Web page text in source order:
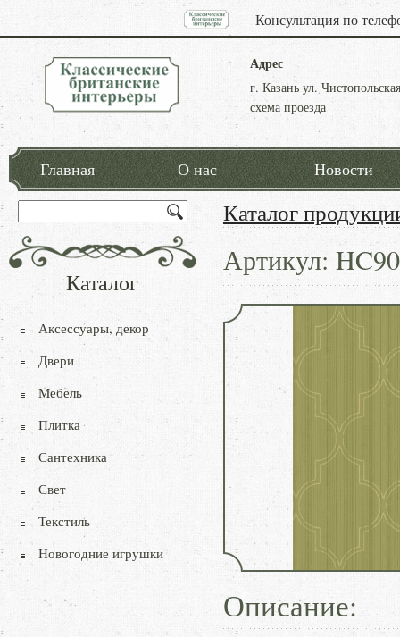
Консультация по
Адрес
г. Казань ул.
схема проезда
Главная О нас Новости
Каталог
Артикул:
Описание:
Каталог
Аксессуары, декор
Двери
Мебель
Плитка
Сантехника
Свет
Текстиль
Новогодние игрушки